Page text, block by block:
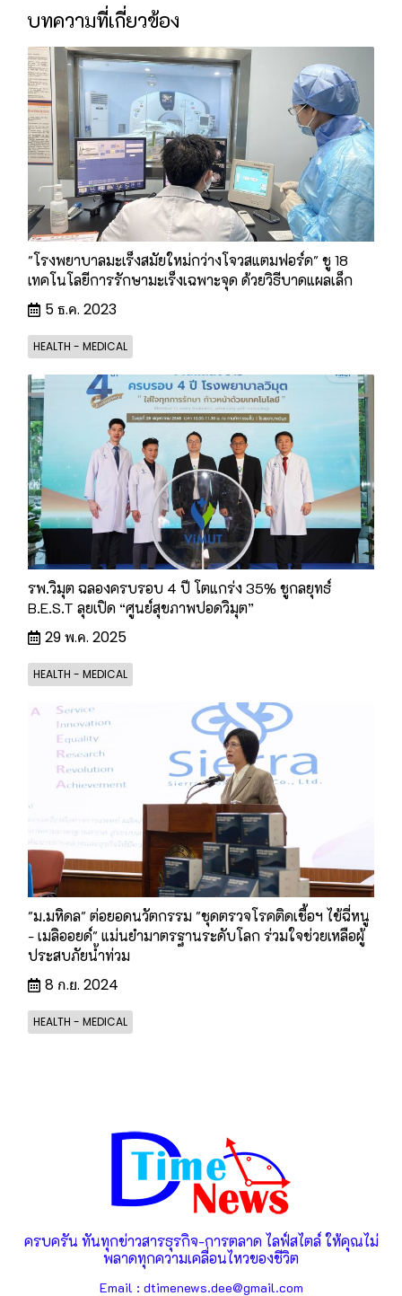
บทความที่เกี่ยวข้อง
"โรงพยาบาลมะเร็งสมัยใหม่กว่างโจวสแตมฟอร์ด" ชู 18
เทคโนโลยีการรักษามะเร็งเฉพาะจุด ด้วยวิธีบาดแผลเล็ก
5 ธ.ค. 2023
HEALTH - MEDICAL
รพ.วิมุต ฉลองครบรอบ 4 ปี โตแกร่ง 35% ชูกลยุทธ์
B.E.S.T ลุยเปิด “ศูนย์สุขภาพปอดวิมุต”
29 พ.ค. 2025
HEALTH - MEDICAL
"ม.มหิดล" ต่อยอดนวัตกรรม "ชุดตรวจโรคติดเชื้อฯ ไข้ฉี่หนู
- เมลิออยด์" แม่นยำมาตรฐานระดับโลก ร่วมใจช่วยเหลือผู้
ประสบภัยน้ำท่วม
8 ก.ย. 2024
HEALTH - MEDICAL
ครบครัน ทันทุกข่าวสารธุรกิจ-การตลาด ไลฟ์สไตล์ ให้คุณไม่
พลาดทุกความเคลื่อนไหวของชีวิต
Email : dtimenews.dee@gmail.com